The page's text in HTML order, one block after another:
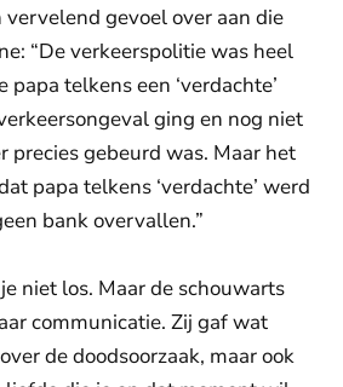
vervelend gevoel over aan die
“De verkeerspolitie was heel
telkens een ‘verdachte’
ging en nog niet
precies gebeurd was. Maar het
papa telkens ‘verdachte’ werd
bank overvallen.”
niet los. Maar de schouwarts
communicatie. Zij gaf wat
de doodsoorzaak, maar ook